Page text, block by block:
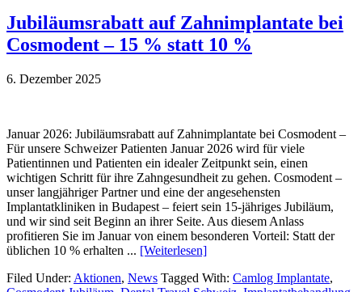
Jubiläumsrabatt auf Zahnimplantate bei
Cosmodent – 15 % statt 10 %
6. Dezember 2025
Januar 2026: Jubiläumsrabatt auf Zahnimplantate bei Cosmodent –
Für unsere Schweizer Patienten Januar 2026 wird für viele
Patientinnen und Patienten ein idealer Zeitpunkt sein, einen
wichtigen Schritt für ihre Zahngesundheit zu gehen. Cosmodent –
unser langjähriger Partner und eine der angesehensten
Implantatkliniken in Budapest – feiert sein 15-jähriges Jubiläum,
und wir sind seit Beginn an ihrer Seite. Aus diesem Anlass
profitieren Sie im Januar von einem besonderen Vorteil: Statt der
üblichen 10 % erhalten ... [Weiterlesen]
Filed Under: Aktionen, News Tagged With: Camlog Implantate,